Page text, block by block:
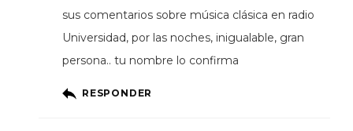
sus comentarios sobre música clásica en radio
Universidad, por las noches, inigualable, gran
persona.. tu nombre lo confirma
RESPONDER